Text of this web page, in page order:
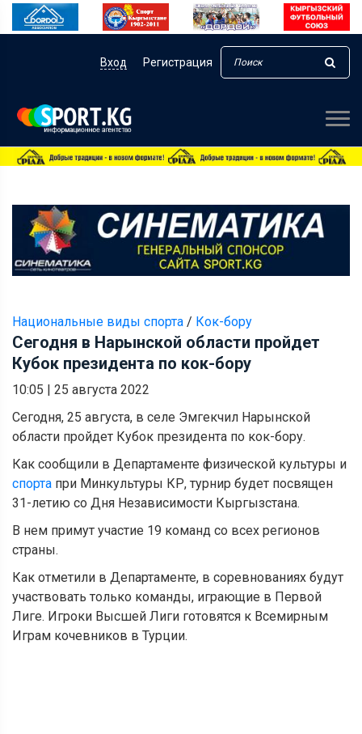
Вход Регистрация
Национальные виды спорта / Кок-бору
Сегодня в Нарынской области пройдет
Кубок президента по кок-бору
10:05 | 25 августа 2022
Сегодня, 25 августа, в селе Эмгекчил Нарынской
области пройдет Кубок президента по кок-бору.
Как сообщили в Департаменте физической культуры и
спорта при Минкультуры КР, турнир будет посвящен
31-летию со Дня Независимости Кыргызстана.
В нем примут участие 19 команд со всех регионов
страны.
Как отметили в Департаменте, в соревнованиях будут
участвовать только команды, играющие в Первой
Лиге. Игроки Высшей Лиги готовятся к Всемирным
Играм кочевников в Турции.